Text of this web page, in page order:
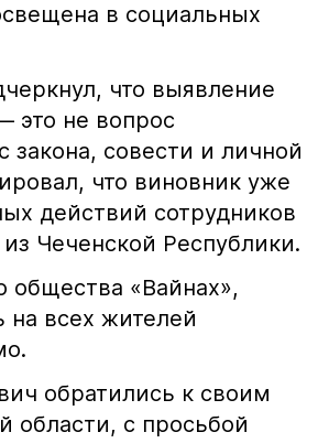
в социальных
что выявление
это не вопрос
совести и личной
что виновник уже
действий сотрудников
Чеченской Республики.
общества «Вайнах»,
на всех жителей
обратились к своим
области, с просьбой